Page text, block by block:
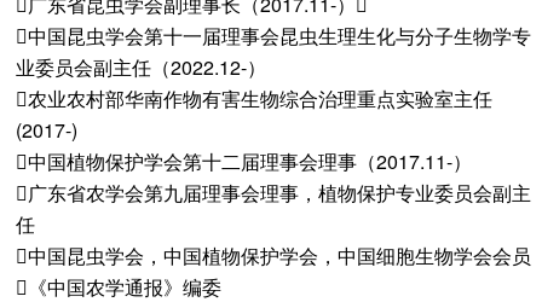
中国昆虫学会第十一届理事会昆虫生理生化与分子生物学专
业委员会副主任（2022.12-）
农业农村部华南作物有害生物综合治理重点实验室主任
(2017-)
中国植物保护学会第十二届理事会理事（2017.11-）
广东省农学会第九届理事会理事，植物保护专业委员会副主
任
中国昆虫学会，中国植物保护学会，中国细胞生物学会会员
《中国农学通报》编委